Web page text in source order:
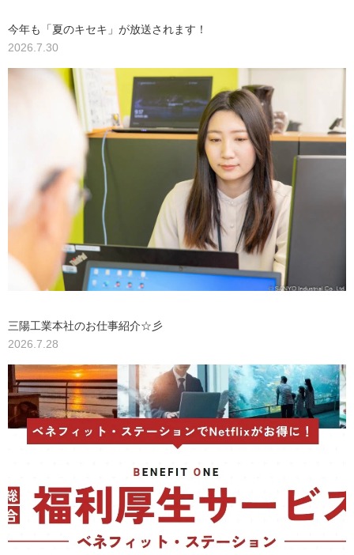
今年も「夏のキセキ」が放送されます！
2026.7.30
三陽工業本社のお仕事紹介☆彡
2026.7.28